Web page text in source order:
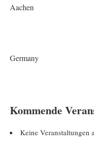
Aachen
Germany
Kommende
Keine Veranstaltungen